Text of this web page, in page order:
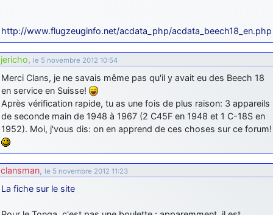
http://www.flugzeuginfo.net/acdata_php/acdata_beech18_en.php
jericho, le 5 novembre 2012 10:54
Merci Clans, je ne savais même pas qu'il y avait eu des Beech 18
en service en Suisse!
Après vérification rapide, tu as une fois de plus raison: 3 appareils
de seconde main de 1948 à 1967 (2 C45F en 1948 et 1 C-18S en
1952). Moi, j'vous dis: on en apprend de ces choses sur ce forum!
clansman, le 5 novembre 2012 11:23
La fiche sur le site